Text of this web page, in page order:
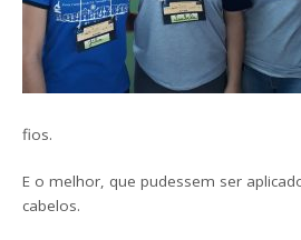
fios.
E o melhor, que pudessem ser
cabelos.